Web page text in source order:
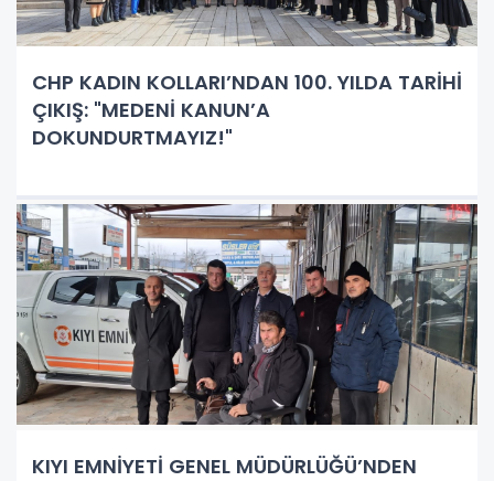
CHP KADIN KOLLARI’NDAN 100. YILDA TARİHİ
ÇIKIŞ: "MEDENİ KANUN’A
DOKUNDURTMAYIZ!"
KIYI EMNİYETİ GENEL MÜDÜRLÜĞÜ’NDEN